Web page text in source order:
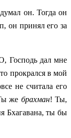
он. Тогда он
он принял его за
Господь дал мне
прокрался в мой
не считала его
же брахман! Ты,
Бхагавана, ты бы